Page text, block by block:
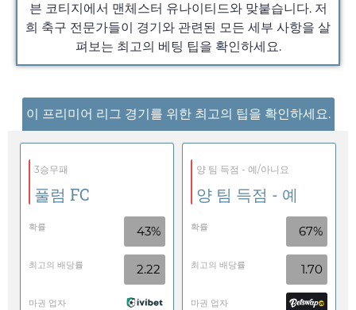
븐 코티지에서 맨체스터 유나이티드와 맞붙습니다. 저
희 축구 전문가들이 경기와 관련된 모든 세부 사항을 살
펴보는 최고의 베팅 팁을 확인하세요.
이 프리미어 리그 경기를 위한 최고의 팁을 확인하세요.
3승무패
풀럼 FC
확률 43%
최고의 배당률 2.22
마권 업자
양 팀 득점 - 예/아니요
양 팀 득점 - 예
확률 67%
최고의 배당률 1.70
마권 업자